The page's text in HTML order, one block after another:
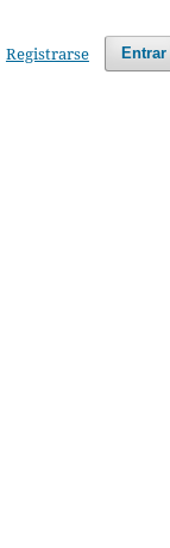
Entrar
Registrarse